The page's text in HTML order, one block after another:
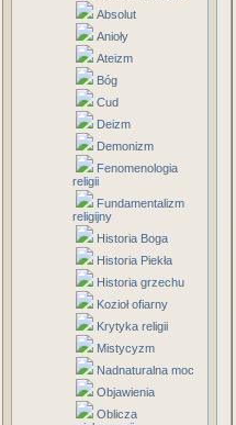
Absolut
Anioły
Ateizm
Bóg
Cud
Deizm
Demonizm
Fenomenologia
religii
Fundamentalizm
religijny
Historia Boga
Historia Piekła
Historia grzechu
Kozioł ofiarny
Krytyka religii
Mistycyzm
Nadnaturalna moc
Objawienia
Oblicza